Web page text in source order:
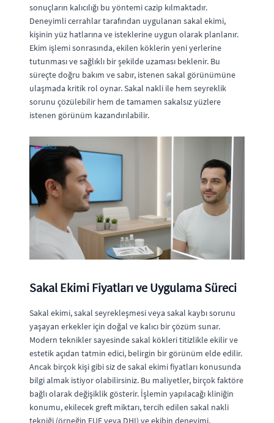
sonuçların kalıcılığı bu yöntemi cazip kılmaktadır.
Deneyimli cerrahlar tarafından uygulanan sakal ekimi,
kişinin yüz hatlarına ve isteklerine uygun olarak planlanır.
Ekim işlemi sonrasında, ekilen köklerin yeni yerlerine
tutunması ve sağlıklı bir şekilde uzaması beklenir. Bu
süreçte doğru bakım ve sabır, istenen sakal görünümüne
ulaşmada kritik rol oynar. Sakal nakli ile hem seyreklik
sorunu çözülebilir hem de tamamen sakalsız yüzlere
istenen görünüm kazandırılabilir.
Sakal Ekimi Fiyatları ve Uygulama Süreci
Sakal ekimi, sakal seyrekleşmesi veya sakal kaybı sorunu
yaşayan erkekler için doğal ve kalıcı bir çözüm sunar.
Modern teknikler sayesinde sakal kökleri titizlikle ekilir ve
estetik açıdan tatmin edici, belirgin bir görünüm elde edilir.
Ancak birçok kişi gibi siz de sakal ekimi fiyatları konusunda
bilgi almak istiyor olabilirsiniz. Bu maliyetler, birçok faktöre
bağlı olarak değişiklik gösterir. İşlemin yapılacağı kliniğin
konumu, ekilecek greft miktarı, tercih edilen sakal nakli
tekniği (örneğin FUE veya DHI) ve ekibin deneyimi,